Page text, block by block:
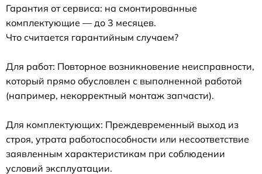
Гарантия от сервиса: на смонтированные
комплектующие — до 3 месяцев.
Что считается гарантийным случаем?
Для работ: Повторное возникновение неисправности,
который прямо обусловлен с выполненной работой
(например, некорректный монтаж запчасти).
Для комплектующих: Преждевременный выход из
строя, утрата работоспособности или несоответствие
заявленным характеристикам при соблюдении
условий эксплуатации.